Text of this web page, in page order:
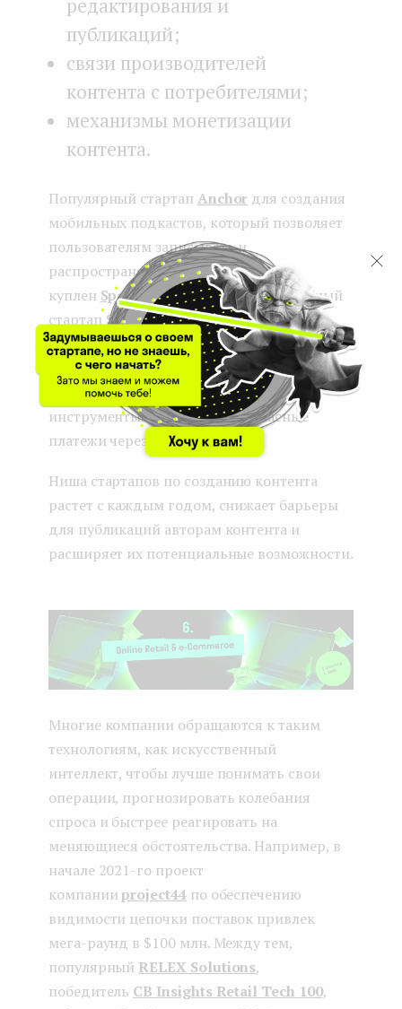
редактирования и
публикаций;
связи производителей
контента с потребителями;
механизмы монетизации
контента.
Популярный стартап Anchor для создания
мобильных подкастов, который позволяет
пользователям записывать и
распространять подкасты, был
куплен Spotifyв 2019. Другой популярный
стартапSubstack— платформа для
монетизации информационных
бюллетеней, предоставляющая шаблоны
дизайна, управление контентом,
инструменты подписки и безопасные
платежи через
Stripe.
Ниша стартапов по созданию контента
растет с каждым годом, снижает барьеры
для публикаций авторам контента и
расширяет их потенциальные возможности.
Многие компании обращаются к таким
технологиям, как искусственный
интеллект, чтобы лучше понимать свои
операции, прогнозировать колебания
спроса и быстрее реагировать на
меняющиеся обстоятельства. Например, в
начале 2021-го проект
компанииproject44по обеспечению
видимости цепочки поставок привлек
мега-раунд в $100 млн. Между тем,
популярный RELEX Solutions,
победитель CB Insights Retail Tech 100,